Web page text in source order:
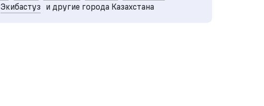
Экибастуз и другие города Казахстана